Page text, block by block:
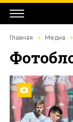
Главная Медиа